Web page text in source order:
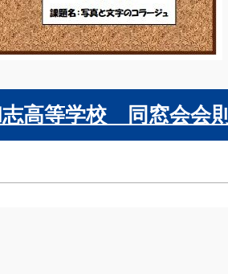
高等学校 同窓会会則